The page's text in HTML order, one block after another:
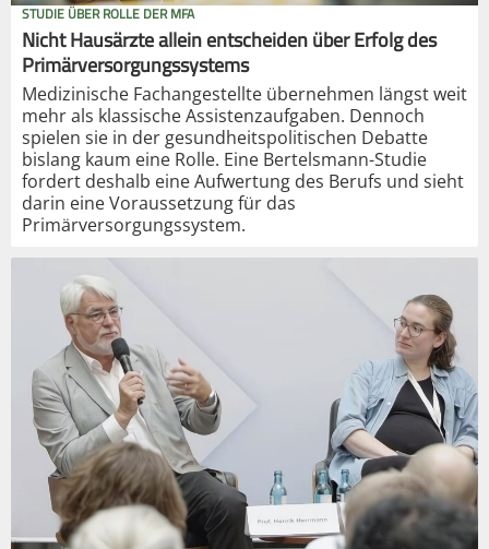
STUDIE ÜBER ROLLE DER MFA
Nicht Hausärzte allein entscheiden über Erfolg des
Primärversorgungssystems
Medizinische Fachangestellte übernehmen längst weit
mehr als klassische Assistenzaufgaben. Dennoch
spielen sie in der gesundheitspolitischen Debatte
bislang kaum eine Rolle. Eine Bertelsmann-Studie
fordert deshalb eine Aufwertung des Berufs und sieht
darin eine Voraussetzung für das
Primärversorgungssystem.